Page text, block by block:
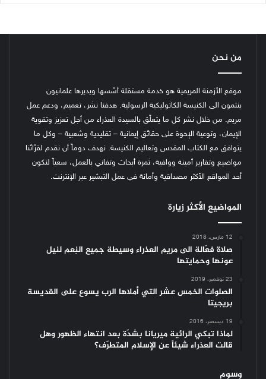
من نحن
موقع الأزمنة المريمية هو خدمة مستقلة أسّسها ويديرها علمانيون
ينتمون الى الكنيسة الكاثوليكية الرسولية. هدفنا نشر، تعميم، ودعم عمل
مريم. من خلال نشر كل ما يتعلّق بالسيدة العذراء من أجل تعزيز وتقوية
الإيمان، وتوعية الإخوة على حقائق إيمانية – تقليدية وشعبية – وكل ما
يتوافق مع الكتاب المقدس وتعاليم الكنيسة. نهدف دوماً أن نقدم لقرّائنا
مواضيع وتقارير أمينة ووافية، ثمرة أبحاث وتفاني بالعمل، سعياً لنكون
أحد المواقع الأكثر مصداقية وأمانة في عمل التبشير عبر الإنترنت.
المواضيع الأكثر زيارة
12 مارس، 2018
صلاة فعّالة الى مريم العذراء وسيطة جميع النِعم لنيل
عونها وحمايتها
23 نوفمبر، 2019
الصلوات الخمس عشر التي أملاها الرب يسوع على القديسة
بريجيتا
19 ديسمبر، 2016
لماذا تبكي الرائية ميريانا بشدّة بعد انتهاء الظهور وهل
قالت العذراء شيئاً عن الإسلام المتطرّف؟
وسوم